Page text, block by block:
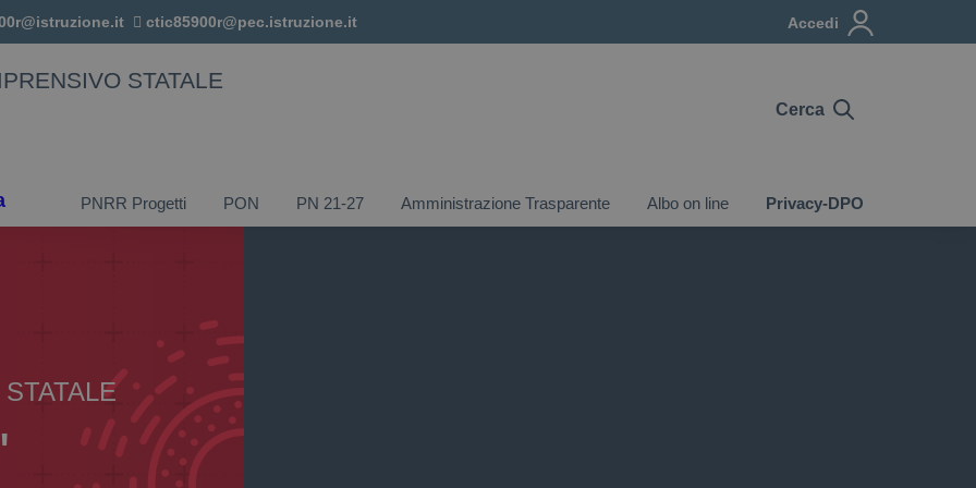
ctic85900r@pec.istruzione.it Accedi
STATALE
Cerca
PNRR Progetti PON PN 21-27 Amministrazione Trasparente Albo on line Privacy-DPO